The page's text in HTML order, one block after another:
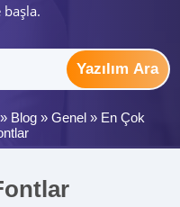
Yazılım Ara
Blog» Genel» En Çok